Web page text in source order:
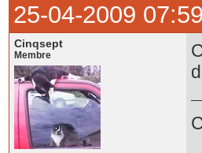
25-04-2009
Cinqsept
Membre